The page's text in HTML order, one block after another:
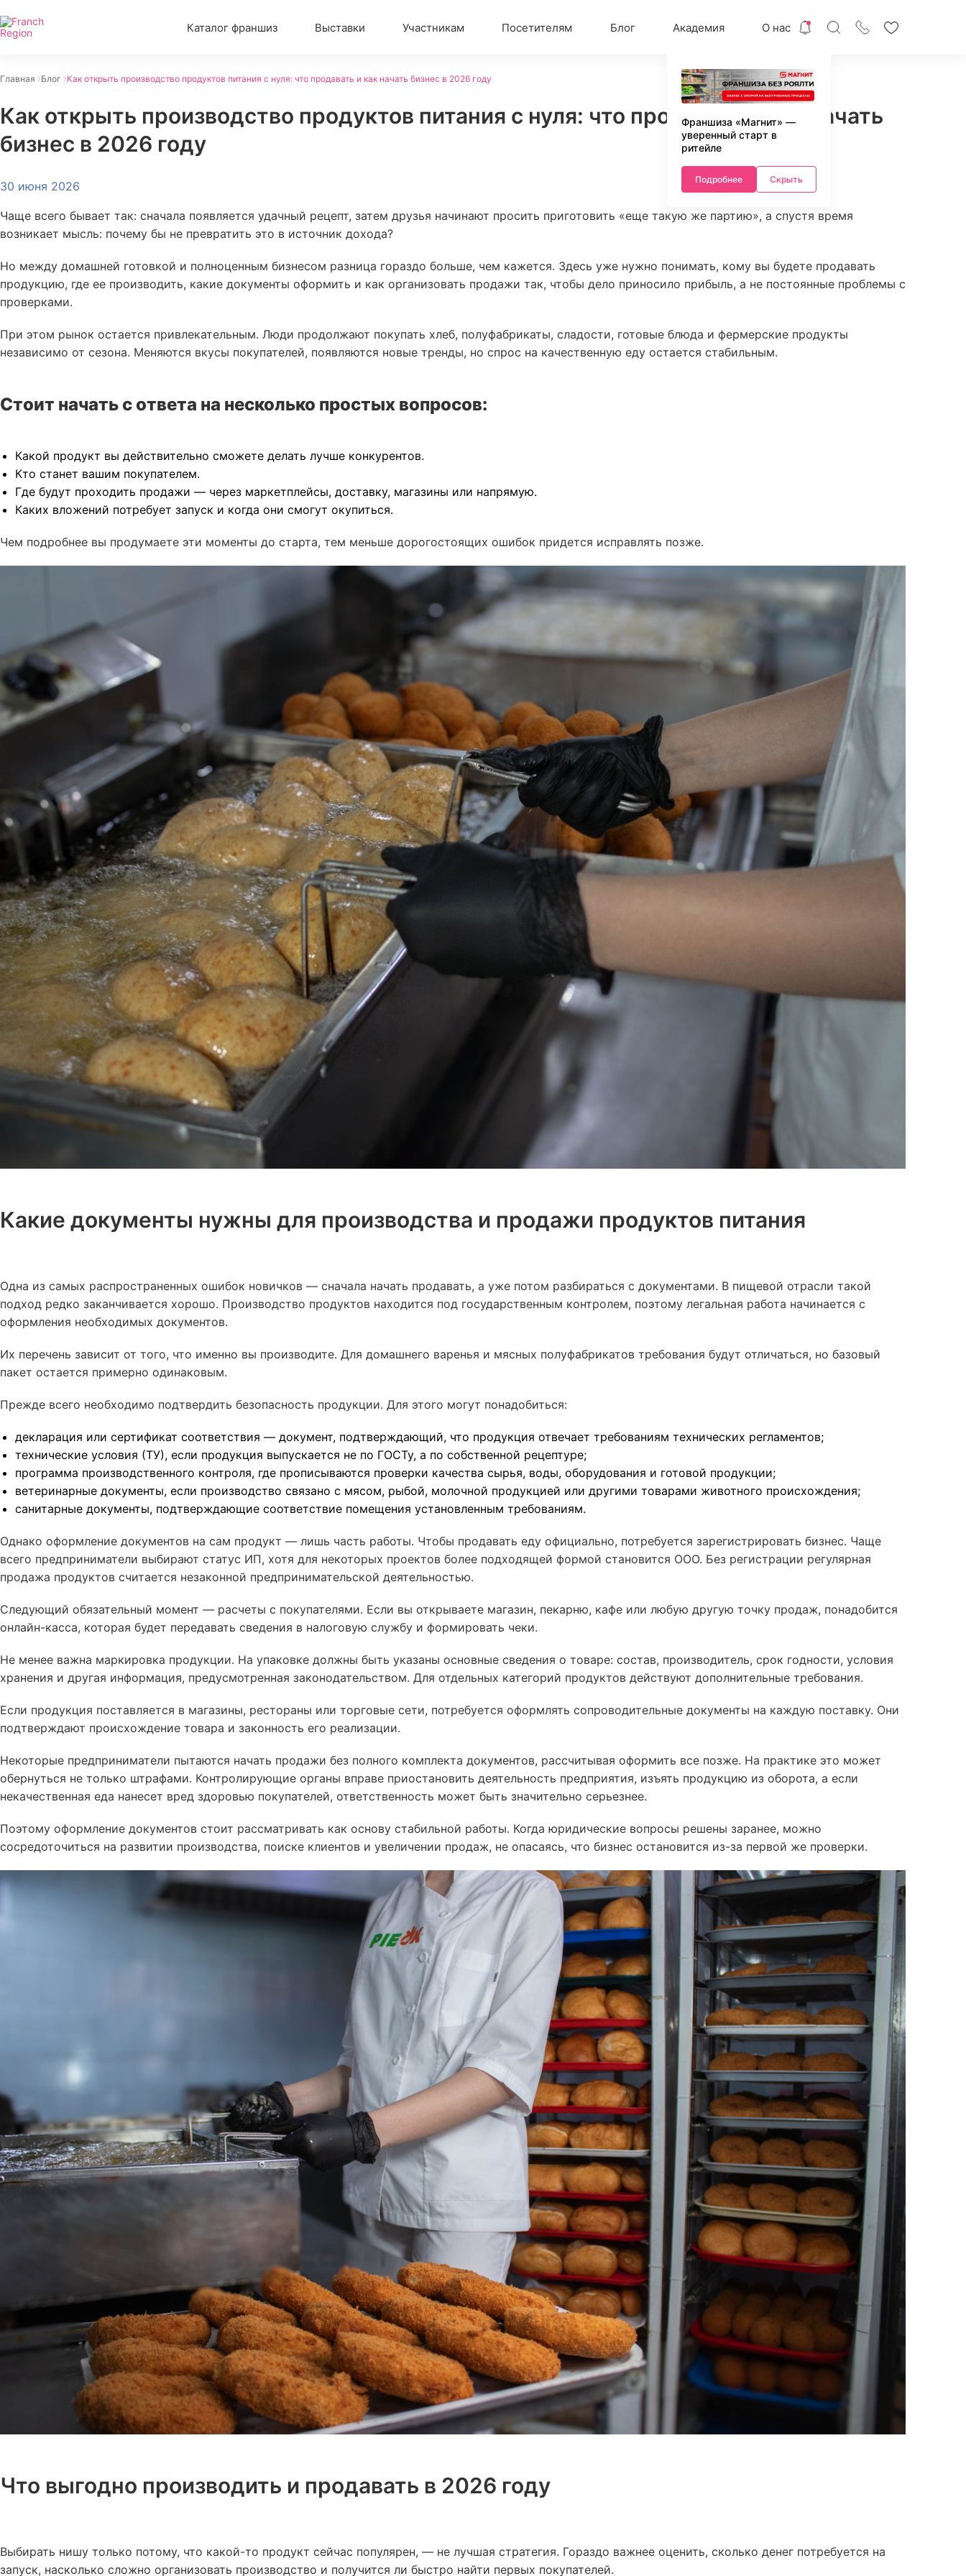
Каталог франшиз Выставки Участникам Посетителям Блог Академия О нас
Франшиза «Магнит» —
уверенный старт в
ритейле
Подробнее Скрыть
Главная Блог Как открыть производство продуктов питания с нуля: что продавать и как начать бизнес в 2026 году
Как открыть производство продуктов питания с нуля: что продавать и как начать
бизнес в 2026 году
30 июня 2026
Чаще всего бывает так: сначала появляется удачный рецепт, затем друзья начинают просить приготовить «еще такую же партию», а спустя время
возникает мысль: почему бы не превратить это в источник дохода?
Но между домашней готовкой и полноценным бизнесом разница гораздо больше, чем кажется. Здесь уже нужно понимать, кому вы будете продавать
продукцию, где ее производить, какие документы оформить и как организовать продажи так, чтобы дело приносило прибыль, а не постоянные проблемы с
проверками.
При этом рынок остается привлекательным. Люди продолжают покупать хлеб, полуфабрикаты, сладости, готовые блюда и фермерские продукты
независимо от сезона. Меняются вкусы покупателей, появляются новые тренды, но спрос на качественную еду остается стабильным.
Стоит начать с ответа на несколько простых вопросов:
Какой продукт вы действительно сможете делать лучше конкурентов.
Кто станет вашим покупателем.
Где будут проходить продажи — через маркетплейсы, доставку, магазины или напрямую.
Каких вложений потребует запуск и когда они смогут окупиться.
Чем подробнее вы продумаете эти моменты до старта, тем меньше дорогостоящих ошибок придется исправлять позже.
Какие документы нужны для производства и продажи продуктов питания
Одна из самых распространенных ошибок новичков — сначала начать продавать, а уже потом разбираться с документами. В пищевой отрасли такой
подход редко заканчивается хорошо. Производство продуктов находится под государственным контролем, поэтому легальная работа начинается с
оформления необходимых документов.
Их перечень зависит от того, что именно вы производите. Для домашнего варенья и мясных полуфабрикатов требования будут отличаться, но базовый
пакет остается примерно одинаковым.
Прежде всего необходимо подтвердить безопасность продукции. Для этого могут понадобиться:
декларация или сертификат соответствия — документ, подтверждающий, что продукция отвечает требованиям технических регламентов;
технические условия (ТУ), если продукция выпускается не по ГОСТу, а по собственной рецептуре;
программа производственного контроля, где прописываются проверки качества сырья, воды, оборудования и готовой продукции;
ветеринарные документы, если производство связано с мясом, рыбой, молочной продукцией или другими товарами животного происхождения;
санитарные документы, подтверждающие соответствие помещения установленным требованиям.
Однако оформление документов на сам продукт — лишь часть работы. Чтобы продавать еду официально, потребуется зарегистрировать бизнес. Чаще
всего предприниматели выбирают статус ИП, хотя для некоторых проектов более подходящей формой становится ООО. Без регистрации регулярная
продажа продуктов считается незаконной предпринимательской деятельностью.
Следующий обязательный момент — расчеты с покупателями. Если вы открываете магазин, пекарню, кафе или любую другую точку продаж, понадобится
онлайн-касса, которая будет передавать сведения в налоговую службу и формировать чеки.
Не менее важна маркировка продукции. На упаковке должны быть указаны основные сведения о товаре: состав, производитель, срок годности, условия
хранения и другая информация, предусмотренная законодательством. Для отдельных категорий продуктов действуют дополнительные требования.
Если продукция поставляется в магазины, рестораны или торговые сети, потребуется оформлять сопроводительные документы на каждую поставку. Они
подтверждают происхождение товара и законность его реализации.
Некоторые предприниматели пытаются начать продажи без полного комплекта документов, рассчитывая оформить все позже. На практике это может
обернуться не только штрафами. Контролирующие органы вправе приостановить деятельность предприятия, изъять продукцию из оборота, а если
некачественная еда нанесет вред здоровью покупателей, ответственность может быть значительно серьезнее.
Поэтому оформление документов стоит рассматривать как основу стабильной работы. Когда юридические вопросы решены заранее, можно
сосредоточиться на развитии производства, поиске клиентов и увеличении продаж, не опасаясь, что бизнес остановится из-за первой же проверки.
Что выгодно производить и продавать в 2026 году
Выбирать нишу только потому, что какой-то продукт сейчас популярен, — не лучшая стратегия. Гораздо важнее оценить, сколько денег потребуется на
запуск, насколько сложно организовать производство и получится ли быстро найти первых покупателей.